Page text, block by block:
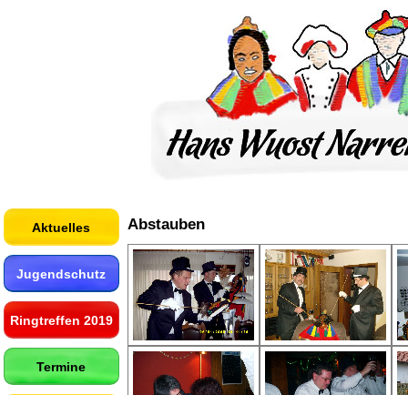
Aktuelles
Jugendschutz
Ringtreffen 2019
Termine
Abstauben